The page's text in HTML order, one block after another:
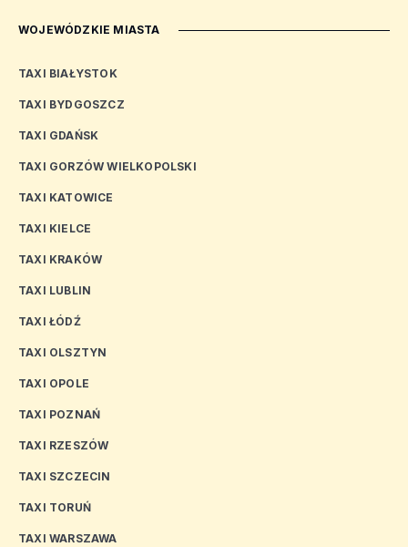
WOJEWÓDZKIE MIASTA
TAXI BIAŁYSTOK
TAXI BYDGOSZCZ
TAXI GDAŃSK
TAXI GORZÓW WIELKOPOLSKI
TAXI KATOWICE
TAXI KIELCE
TAXI KRAKÓW
TAXI LUBLIN
TAXI ŁÓDŹ
TAXI OLSZTYN
TAXI OPOLE
TAXI POZNAŃ
TAXI RZESZÓW
TAXI SZCZECIN
TAXI TORUŃ
TAXI WARSZAWA